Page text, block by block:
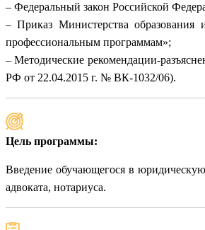
– Федеральный закон Российской
– Приказ Министерства
профессиональным программам»;
– Методические рекомендации-
РФ от 22.04.2015 г. № ВК-1032/06).
Цель программы:
Введение обучающегося в юридическую
адвоката, нотариуса.